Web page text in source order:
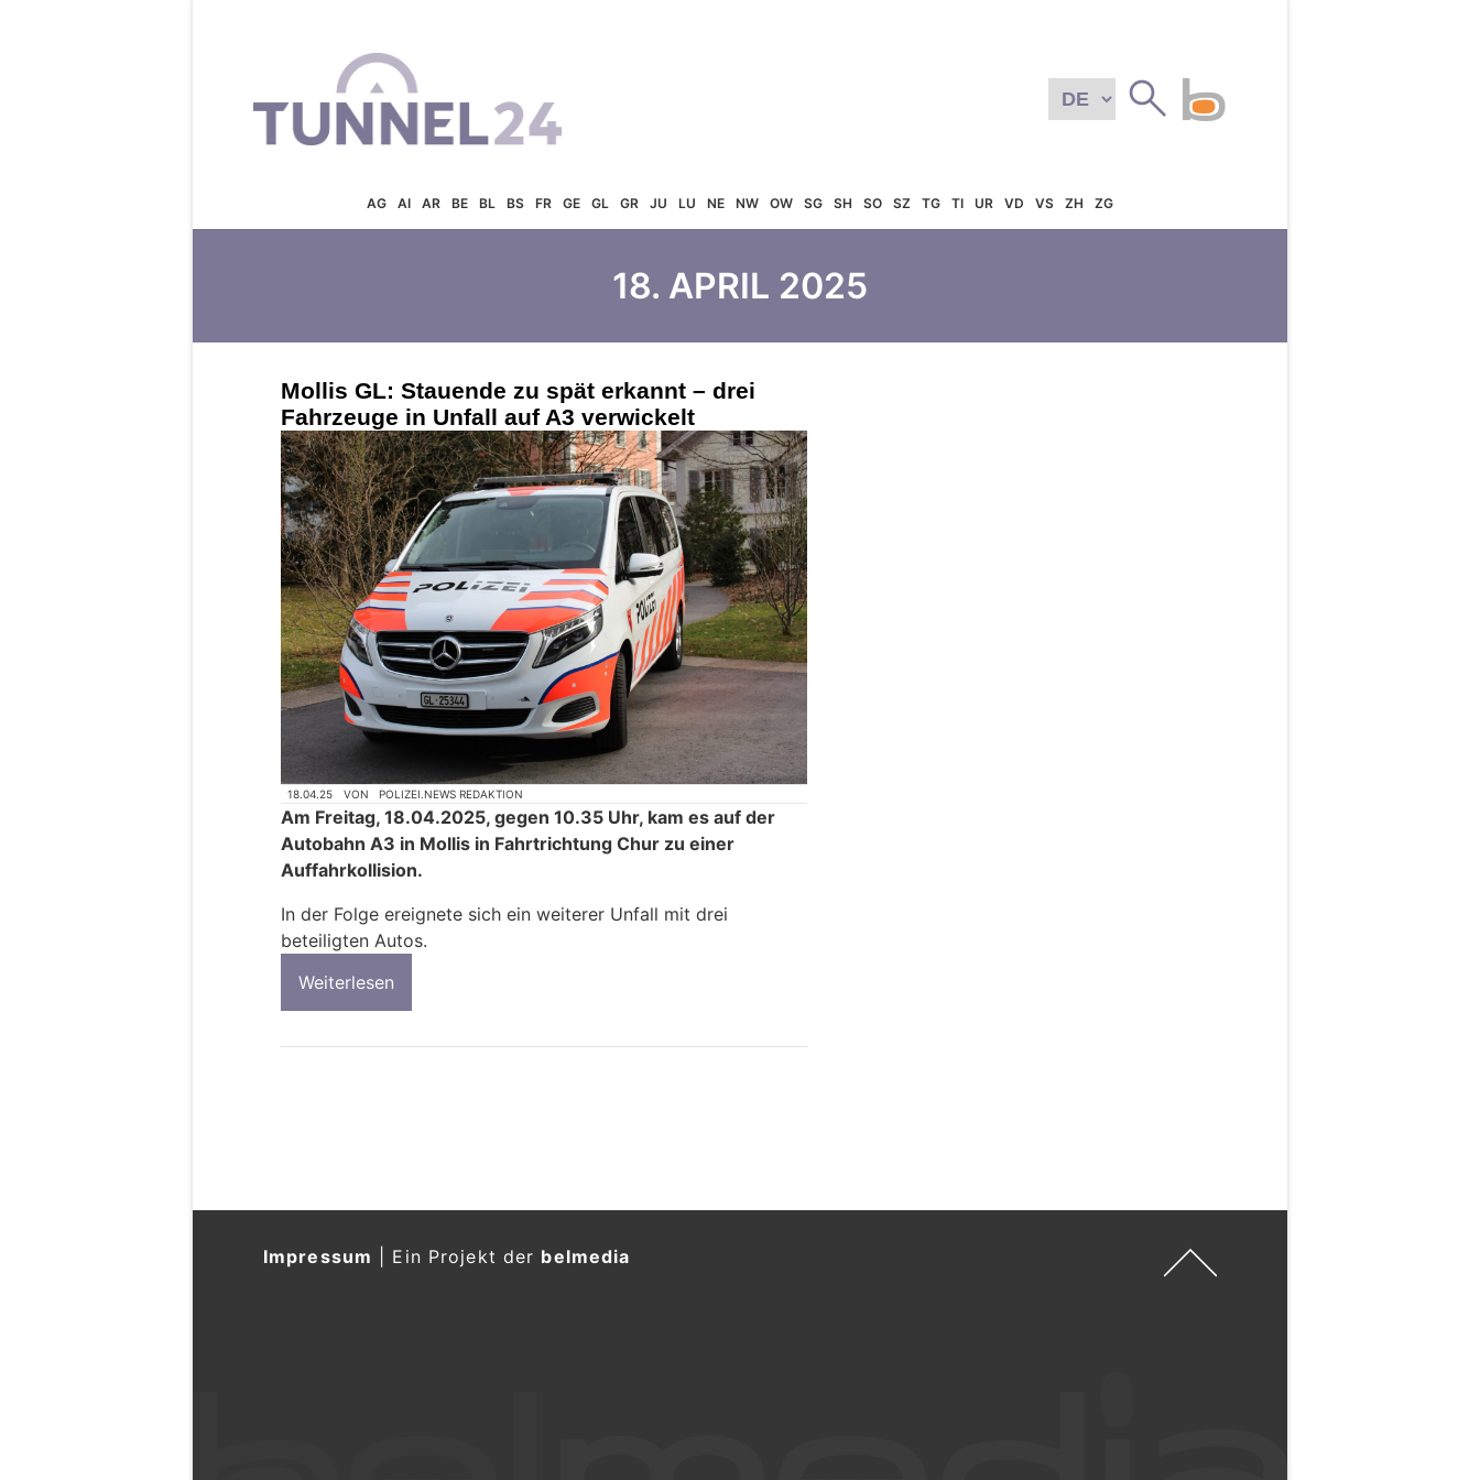
AG AI AR BE BL BS FR GE GL GR JU LU NE NW OW SG SH SO SZ TG TI UR VD VS ZH ZG
18. APRIL 2025
Mollis GL: Stauende zu spät erkannt – drei
Fahrzeuge in Unfall auf A3 verwickelt
18.04.25 VON POLIZEI.NEWS REDAKTION
Am Freitag, 18.04.2025, gegen 10.35 Uhr, kam es auf der
Autobahn A3 in Mollis in Fahrtrichtung Chur zu einer
Auffahrkollision.
In der Folge ereignete sich ein weiterer Unfall mit drei
beteiligten Autos.
Weiterlesen
Impressum Ein Projekt der belmedia